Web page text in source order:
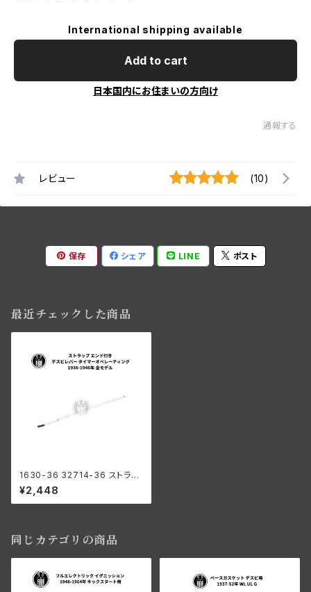
International shipping available
Add to cart
日本国内にお住まいの方向け
通報する
レビュー (10)
保存 シェア LINE ポスト
最近チェックした商品
1630-36 32714-36 ストラッ
プ デスビレバー タイマーオペレ
ーティング エンド付き ハーレー
ダビッドソン 1936-1946年 全
¥2,448
同じカテゴリの商品